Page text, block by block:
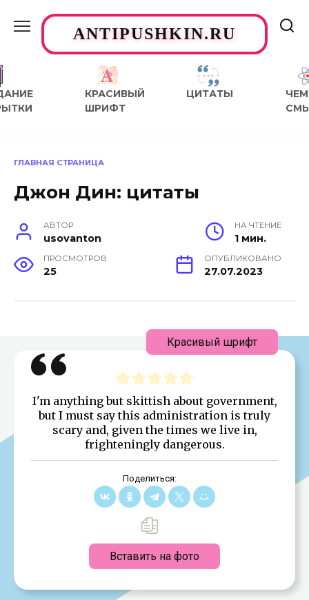
содержаниюANTIPUSHKIN.RU
КРАСИВЫЙ
ШРИФТ
ЦИТАТЫ
ЧЕМ
ГЛАВНАЯ СТРАНИЦА
Джон Дин: цитаты
АВТОР
usovanton
НА ЧТЕНИЕ
1 мин.
ПРОСМОТРОВ
25
ОПУБЛИКОВАНО
27.07.2023
I'm anything but skittish about government,
but I must say this administration is truly
scary and, given the times we live in,
frighteningly dangerous.
Поделиться:
Вставить на фото
Красивый шрифт